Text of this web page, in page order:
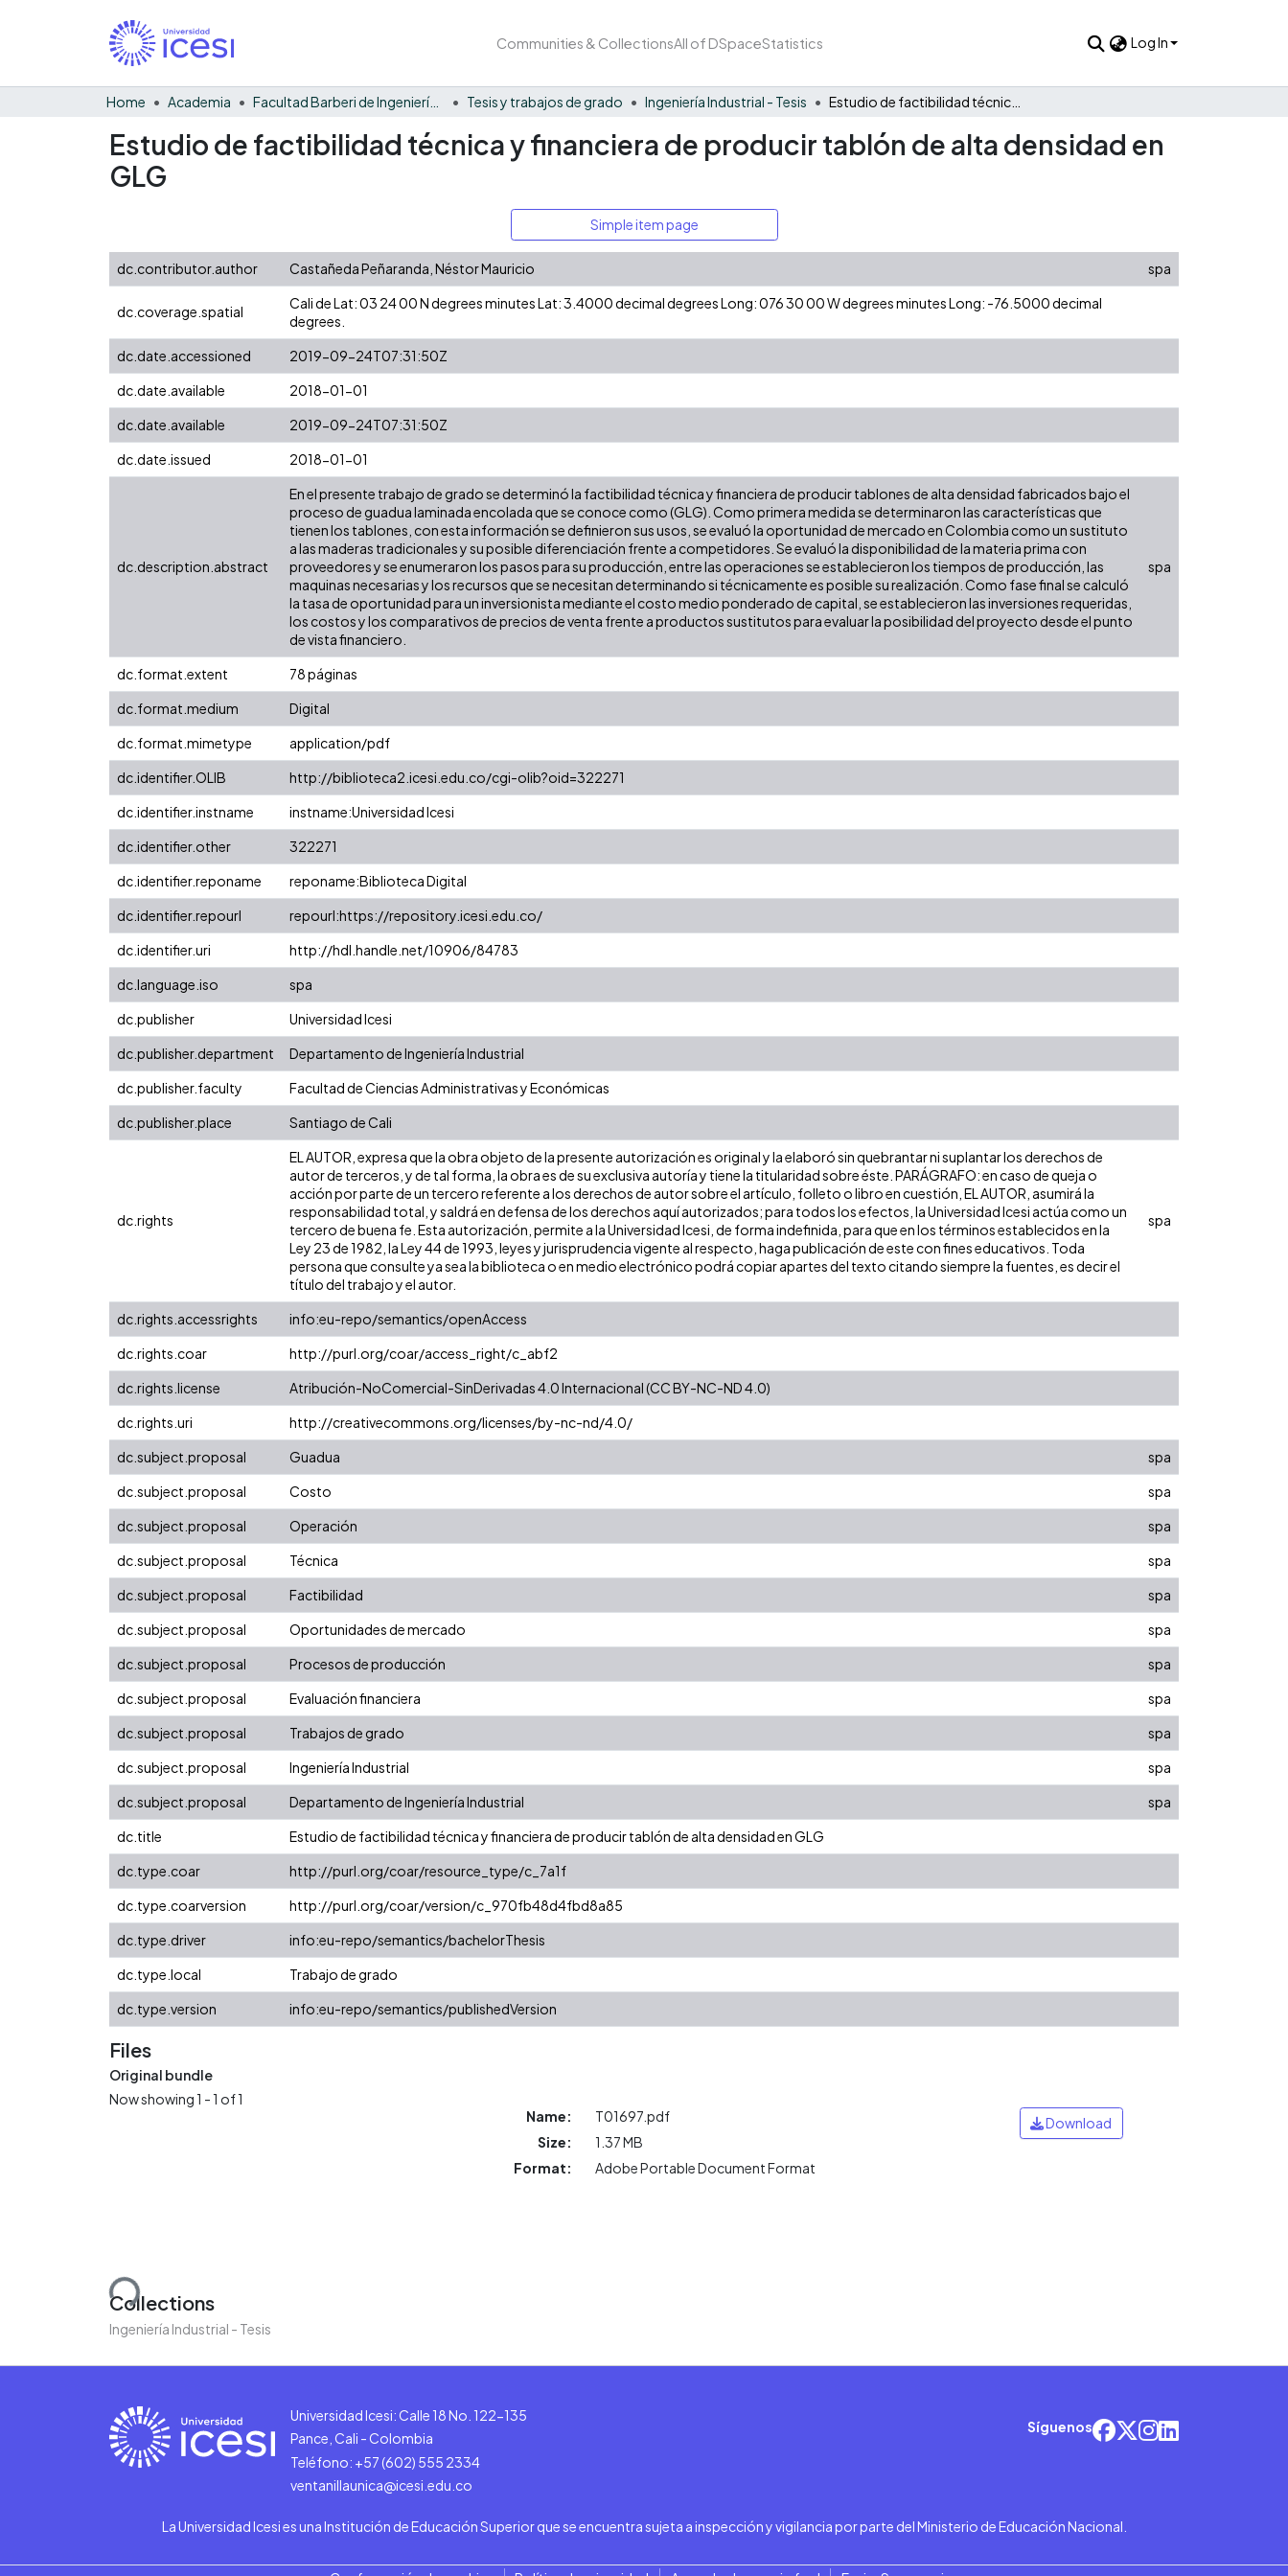
Communities & CollectionsAll of DSpaceStatistics Log In
Home Academia Facultad Barberi de Ingeniería, Diseño y Ciencias Aplicadas Tesis y trabajos de grado Ingeniería Industrial - Tesis
Estudio de factibilidad técnica y financiera de producir tablón de alta densidad en
GLG
Simple item page
dc.contributor.author Castañeda Peñaranda, Néstor Mauricio spa
dc.coverage.spatial
Cali de Lat: 03 24 00 N degrees minutes Lat: 3.4000 decimal degrees Long: 076 30 00 W degrees minutes Long: -76.5000 decimal
degrees.
dc.date.accessioned
2019-09-24T07:31:50Z
dc.date.available
2018-01-01
dc.date.available
2019-09-24T07:31:50Z
dc.date.issued
2018-01-01
dc.description.abstract
En el presente trabajo de grado se determinó la factibilidad técnica y financiera de producir tablones de alta densidad fabricados bajo el
proceso de guadua laminada encolada que se conoce como (GLG). Como primera medida se determinaron las características que
tienen los tablones, con esta información se definieron sus usos, se evaluó la oportunidad de mercado en Colombia como un sustituto
a las maderas tradicionales y su posible diferenciación frente a competidores. Se evaluó la disponibilidad de la materia prima con
proveedores y se enumeraron los pasos para su producción, entre las operaciones se establecieron los tiempos de producción, las
maquinas necesarias y los recursos que se necesitan determinando si técnicamente es posible su realización. Como fase final se calculó
la tasa de oportunidad para un inversionista mediante el costo medio ponderado de capital, se establecieron las inversiones requeridas,
los costos y los comparativos de precios de venta frente a productos sustitutos para evaluar la posibilidad del proyecto desde el punto
de vista financiero.
spa
dc.format.extent
78 páginas
dc.format.medium
Digital
dc.format.mimetype
application/pdf
dc.identifier.OLIB
http://biblioteca2.icesi.edu.co/cgi-olib?oid=322271
dc.identifier.instname
instname:Universidad Icesi
dc.identifier.other
322271
dc.identifier.reponame
reponame:Biblioteca Digital
dc.identifier.repourl
repourl:https://repository.icesi.edu.co/
dc.identifier.uri
http://hdl.handle.net/10906/84783
dc.language.iso
spa
dc.publisher
Universidad Icesi
dc.publisher.department
Departamento de Ingeniería Industrial
dc.publisher.faculty
Facultad de Ciencias Administrativas y Económicas
dc.publisher.place
Santiago de Cali
dc.rights
EL AUTOR, expresa que la obra objeto de la presente autorización es original y la elaboró sin quebrantar ni suplantar los derechos de
autor de terceros, y de tal forma, la obra es de su exclusiva autoría y tiene la titularidad sobre éste. PARÁGRAFO: en caso de queja o
acción por parte de un tercero referente a los derechos de autor sobre el artículo, folleto o libro en cuestión, EL AUTOR, asumirá la
responsabilidad total, y saldrá en defensa de los derechos aquí autorizados; para todos los efectos, la Universidad Icesi actúa como un
tercero de buena fe. Esta autorización, permite a la Universidad Icesi, de forma indefinida, para que en los términos establecidos en la
Ley 23 de 1982, la Ley 44 de 1993, leyes y jurisprudencia vigente al respecto, haga publicación de este con fines educativos. Toda
persona que consulte ya sea la biblioteca o en medio electrónico podrá copiar apartes del texto citando siempre la fuentes, es decir el
título del trabajo y el autor.
spa
dc.rights.accessrights
info:eu-repo/semantics/openAccess
dc.rights.coar
http://purl.org/coar/access_right/c_abf2
dc.rights.license
Atribución-NoComercial-SinDerivadas 4.0 Internacional (CC BY-NC-ND 4.0)
dc.rights.uri
http://creativecommons.org/licenses/by-nc-nd/4.0/
dc.subject.proposal
Guadua
spa
dc.subject.proposal
Costo
spa
dc.subject.proposal
Operación
spa
dc.subject.proposal
Técnica
spa
dc.subject.proposal
Factibilidad
spa
dc.subject.proposal
Oportunidades de mercado
spa
dc.subject.proposal
Procesos de producción
spa
dc.subject.proposal
Evaluación financiera
spa
dc.subject.proposal
Trabajos de grado
spa
dc.subject.proposal
Ingeniería Industrial
spa
dc.subject.proposal
Departamento de Ingeniería Industrial
spa
dc.title
Estudio de factibilidad técnica y financiera de producir tablón de alta densidad en GLG
dc.type.coar
http://purl.org/coar/resource_type/c_7a1f
dc.type.coarversion
http://purl.org/coar/version/c_970fb48d4fbd8a85
dc.type.driver
info:eu-repo/semantics/bachelorThesis
dc.type.local
Trabajo de grado
dc.type.version
info:eu-repo/semantics/publishedVersion
Files
Original bundle
Now showing1 - 1 of 1
Loading...
Name:
T01697.pdf
Size:
1.37 MB
Format:
Adobe Portable Document Format
Download
Collections
Ingeniería Industrial - Tesis
Universidad Icesi: Calle 18 No. 122-135
Pance, Cali - Colombia
Teléfono: +57 (602) 555 2334
ventanillaunica@icesi.edu.co
Síguenos
La Universidad Icesi es una Institución de Educación Superior que se encuentra sujeta a inspección y vigilancia por parte del Ministerio de Educación Nacional.